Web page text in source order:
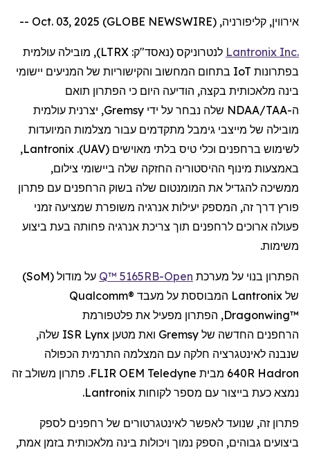
אירווין, קליפורניה, Oct. 03, 2025 (GLOBE NEWSWIRE) --
Lantronix Inc. לנטרוניקס (נאסד"ק: LTRX), מובילה עולמית
בפתרונות IoT בתחום המחשוב והקישוריות של המניעים יישומי
בינה מלאכותית בקצה, הודיעה היום כי הפתרון תואם
ה-
NDAA/TAA שלה נבחר על ידי Gremsy, יצרנית עולמית
מובילה של מייצבי גימבל מתקדמים עבור מצלמות המיועדות
לשימוש ברחפנים וכלי טיס בלתי מאוישים (UAV
).
Lantronix
,
באמצעות מינוף ההיסטוריה החזקה שלה ביישומי צילום,
ממשיכה להגדיל את המומנטום שלה בשוק הרחפנים עם פתרון
פורץ דרך זה, המספק יעילות אנרגיה משופרת שמציעה זמני
פעולה ארוכים לרחפנים תוך צריכת אנרגיה פחותה בעת ביצוע
משימות.
הפתרון בנוי על מערכת Open
-Q™ 5165RB על מודול (SoM
)
של Lantronix המבוססת על מעבד Qualcomm®
Dragonwing™, הפתרון מפעיל את פלטפורמת
הרחפנים החדשה של Gremsy ואת מטען Lynx
ISR שלה,
שנבנה לאינטגרציה חלקה עם המצלמה התרמית הכפולה
Hadron
Teledyne
FLIR OEM. פתרון משולב זה
נמצא כעת בייצור עם מספר לקוחות Lantronix
.
פתרון זה, שנועד לאפשר לאינטגרטורים של רחפנים לספק
ביצועים גבוהים, הספק נמוך ויכולות בינה מלאכותית בזמן אמת,